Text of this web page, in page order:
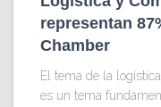
representan
Chamber
El tema de la
es un tema